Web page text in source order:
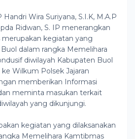
Wira Suriyana, S.I.K, M.A.P
Ridwan, S. IP menerangkan
kegiatan yang
dalam rangka Memelihara
diwilayah Kabupaten Buol
Wilkum Polsek Jajaran
memberikan Informasi
meminta masukan terkait
yang dikunjungi.
kegiatan yang dilaksanakan
Memelihara Kamtibmas